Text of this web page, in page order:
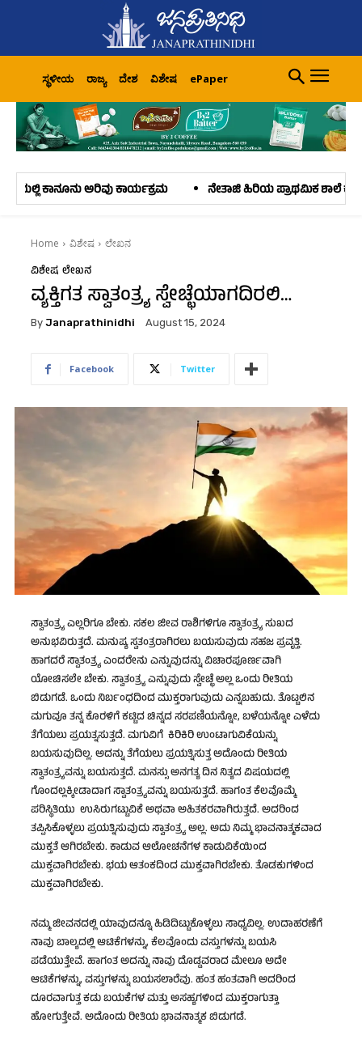
ಸ್ಥಳೀಯ ರಾಜ್ಯ ದೇಶ ವಿಶೇಷ ePaper
ಕಾರ್ಯಕ್ರಮ ನೇತಾಜಿ ಹಿರಿಯ ಪ್ರಾಥಮಿಕ ಶಾಲೆ ಕಂಡ್ಲೂರು: ನಿವೃತ್ತರಾದ
Home ವಿಶೇಷ ಲೇಖನ
ವಿಶೇಷ ಲೇಖನ
ವ್ಯಕ್ತಿಗತ ಸ್ವಾತಂತ್ರ್ಯ ಸ್ವೇಚ್ಛೆಯಾಗದಿರಲಿ…
By Janaprathinidhi August 15, 2024
Facebook Twitter
ಸ್ವಾತಂತ್ರ್ಯ ಎಲ್ಲರಿಗೂ ಬೇಕು. ಸಕಲ‌ ಜೀವ ರಾಶಿಗಳಿಗೂ ಸ್ವಾತಂತ್ರ್ಯ ಸುಖದ
ಅನುಭವಿರುತ್ತದೆ. ಮನುಷ್ಯ ಸ್ವತಂತ್ರರಾಗಿರಲು ಬಯಸುವುದು ಸಹಜ ಪ್ರವೃತ್ತಿ.
ಹಾಗದರೆ ಸ್ವಾತಂತ್ರ್ಯ ಎಂದರೇನು ಎನ್ನುವುದನ್ನು ವಿಚಾರಪೂರ್ಣವಾಗಿ
ಯೋಚಿಸಲೇ ಬೇಕು. ಸ್ವಾತಂತ್ರ್ಯ ಎನ್ನುವುದು ಸ್ವೇಚ್ಛೆ ಅಲ್ಲ ಒಂದು ರೀತಿಯ
ಬಿಡುಗಡೆ. ಒಂದು ನಿರ್ಬಂಧದಿಂದ ಮುಕ್ತರಾಗುವುದು ಎನ್ನಬಹುದು. ತೊಟ್ಟಲಿನ
ಮಗುವೂ ತನ್ನ ಕೊರಳಿಗೆ ಕಟ್ಟಿದ ಚಿನ್ನದ ಸರಪಣಿಯನ್ನೋ, ಬಳೆಯನ್ನೋ ಎಳೆದು
ತೆಗೆಯಲು ಪ್ರಯತ್ನಸುತ್ತದೆ. ಮಗುವಿಗೆ ಕಿರಿಕಿರಿ ಉಂಟಾಗುವಿಕೆಯನ್ನು
ಬಯಸುವುದಿಲ್ಲ. ಅದನ್ನು ತೆಗೆಯಲು ಪ್ರಯತ್ನಿಸುತ್ತ ಅದೊಂದು ರೀತಿಯ
ಸ್ವಾತಂತ್ರ್ಯವನ್ನು ಬಯಸುತ್ತದೆ. ಮನಸ್ಸು ಅನಗತ್ಯ ದಿನ ನಿತ್ಯದ ವಿಷಯದಲ್ಲಿ
ಗೊಂದಲ್ಲಕ್ಕೀಡಾದಾಗ ಸ್ವಾತಂತ್ರ್ಯವನ್ನು ಬಯಸುತ್ತದೆ. ಹಾಗಂತ ಕೆಲವೊಮ್ಮೆ
ಪರಿಸ್ಥಿತಿಯು ಉಸಿರುಗಟ್ಟುವಿಕೆ ಅಥವಾ ಅಹಿತಕರವಾಗಿರುತ್ತದೆ. ಅದರಿಂದ
ತಪ್ಪಿಸಿಕೊಳ್ಳಲು ಪ್ರಯತ್ನಿಸುವುದು ಸ್ವಾತಂತ್ರ್ಯ ಅಲ್ಲ. ಅದು ನಿಮ್ಮ ಭಾವನಾತ್ಮಕವಾದ
ಮುಕ್ತತೆ ಆಗಿರಬೇಕು. ಕಾಡುವ ಆಲೋಚನೆಗಳ ಕಾಡುವಿಕೆಯಿಂದ
ಮುಕ್ತವಾಗಿರಬೇಕು. ಭಯ ಆತಂಕದಿಂದ ಮುಕ್ತವಾಗಿರಬೇಕು. ತೊಡಕುಗಳಿಂದ
ಮುಕ್ತವಾಗಿರಬೇಕು.
ನಮ್ಮ ಜೀವನದಲ್ಲಿ ಯಾವುದನ್ನೂ ಹಿಡಿದಿಟ್ಟುಕೊಳ್ಳಲು ಸಾಧ್ಯವಿಲ್ಲ. ಉದಾಹರಣೆಗೆ
ನಾವು ಬಾಲ್ಯದಲ್ಲಿ ಆಟಿಕೆಗಳನ್ನು, ಕೆಲವೊಂದು ವಸ್ತುಗಳನ್ನು ಬಯಸಿ
ಪಡೆಯುತ್ತೇವೆ. ಹಾಗಂತ ಅದನ್ನು ನಾವು ದೊಡ್ಡವರಾದ ಮೇಲೂ ಅದೇ
ಆಟಿಕೆಗಳನ್ನು, ವಸ್ತುಗಳನ್ನು ಬಯಸಲಾರೆವು. ಹಂತ ಹಂತವಾಗಿ ಅದರಿಂದ
ದೂರವಾಗುತ್ತ ಕಡು ಬಯಕೆಗಳ ಮತ್ತು ಅಸಹ್ಯಗಳಿಂದ ಮುಕ್ತರಾಗುತ್ತಾ
ಹೋಗುತ್ತೇವೆ. ಅದೊಂದು ರೀತಿಯ ಭಾವನಾತ್ಮಕ ಬಿಡುಗಡೆ.